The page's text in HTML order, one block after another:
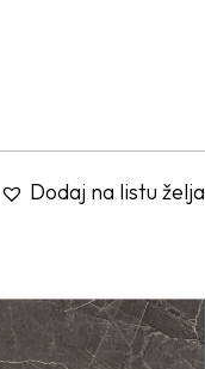
Dodaj na listu želja